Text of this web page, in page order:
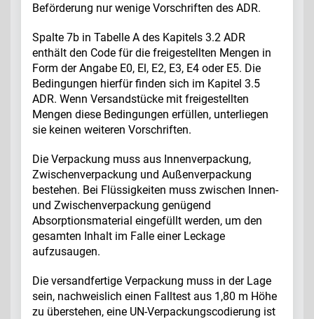
Beförderung nur wenige Vorschriften des ADR.
Spalte 7b in Tabelle A des Kapitels 3.2 ADR
enthält den Code für die freigestellten Mengen in
Form der Angabe E0, El, E2, E3, E4 oder E5. Die
Bedingungen hierfür finden sich im Kapitel 3.5
ADR. Wenn Versandstücke mit freigestellten
Mengen diese Bedingungen erfüllen, unterliegen
sie keinen weiteren Vorschriften.
Die Verpackung muss aus Innenverpackung,
Zwischenverpackung und Außenverpackung
bestehen. Bei Flüssigkeiten muss zwischen Innen-
und Zwischenverpackung genügend
Absorptionsmaterial eingefüllt werden, um den
gesamten Inhalt im Falle einer Leckage
aufzusaugen.
Die versandfertige Verpackung muss in der Lage
sein, nachweislich einen Falltest aus 1,80 m Höhe
zu überstehen, eine UN-Verpackungscodierung ist